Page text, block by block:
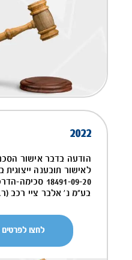
2022
הודעה בדבר אישור
לאישור תובענה ייצוגית
18491-09-20
בע"מ נ' אלבר ציי רכב
לחצו לפרטים